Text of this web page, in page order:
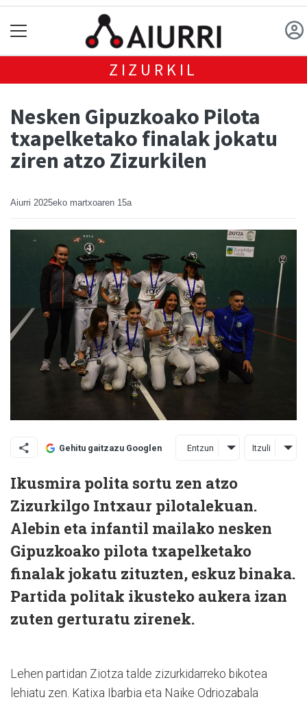
ZIZURKIL
Nesken Gipuzkoako Pilota
txapelketako finalak jokatu
ziren atzo Zizurkilen
Aiurri 2025eko martxoaren 15a
Gehitu gaitzazu Googlen Entzun Itzuli
Ikusmira polita sortu zen atzo
Zizurkilgo Intxaur pilotalekuan.
Alebin eta infantil mailako nesken
Gipuzkoako pilota txapelketako
finalak jokatu zituzten, eskuz binaka.
Partida politak ikusteko aukera izan
zuten gerturatu zirenek.
Lehen partidan Ziotza talde zizurkidarreko bikotea
lehiatu zen. Katixa Ibarbia eta Naike Odriozabala